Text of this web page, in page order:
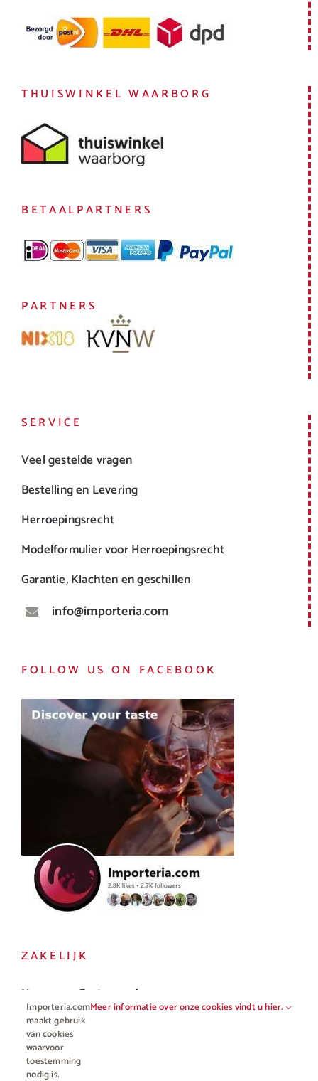
THUISWINKEL WAARBORG
BETAALPARTNERS
PARTNERS
SERVICE
Veel gestelde vragen
Bestelling en Levering
Herroepingsrecht
Modelformulier voor Herroepingsrecht
Garantie, Klachten en geschillen
info@importeria.com
FOLLOW US ON FACEBOOK
ZAKELIJK
Horeca en Gastronomie
Vakhandel
Importeria.com
maakt gebruik
van cookies
waarvoor
toestemming
nodig is.
Meer informatie over onze cookies vindt u hier.